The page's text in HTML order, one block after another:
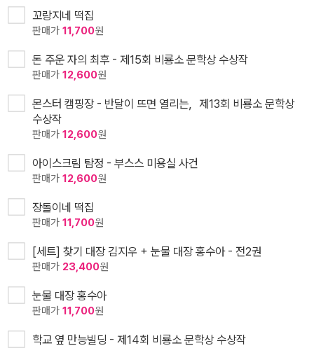
꼬랑지네 떡집
판매가 11,700원
돈 주운 자의 최후 - 제15회 비룡소 문학상 수상작
판매가 12,600원
몬스터 캠핑장 - 반달이 뜨면 열리는，제13회 비룡소 문학상
수상작
판매가 12,600원
아이스크림 탐정 - 부스스 미용실 사건
판매가 12,600원
장돌이네 떡집
판매가 11,700원
[세트] 찾기 대장 김지우 + 눈물 대장 홍수아 - 전2권
판매가 23,400원
눈물 대장 홍수아
판매가 11,700원
학교 옆 만능빌딩 - 제14회 비룡소 문학상 수상작